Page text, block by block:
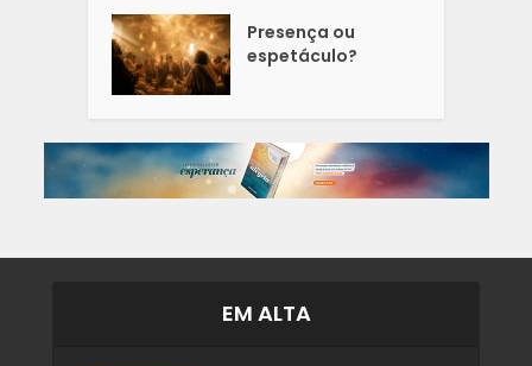
Presença ou
espetáculo?
EM ALTA